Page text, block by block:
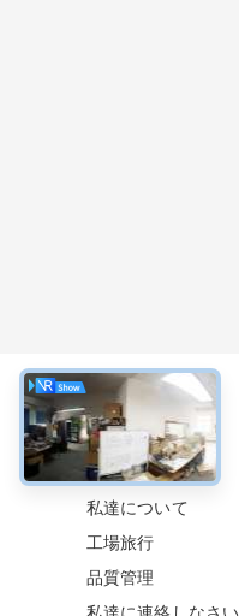
について
私達について
工場旅行
品質管理
私達に連絡しなさい